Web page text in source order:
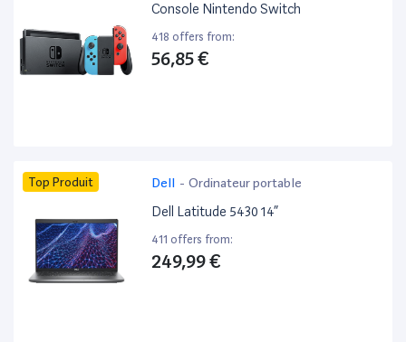
Console Nintendo Switch
418 offers from:
56,85 €
Top Produit Dell - Ordinateur portable
Dell Latitude 5430 14”
411 offers from:
249,99 €